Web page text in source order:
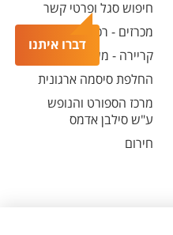
דברו איתנו
חיפוש סגל ופרטי קשר
מכרזים - רכש ובינוי
קריירה - משרות פתוחות
החלפת סיסמה ארגונית
מרכז הספורט והנופש
ע"ש סילבן אדמס
חירום